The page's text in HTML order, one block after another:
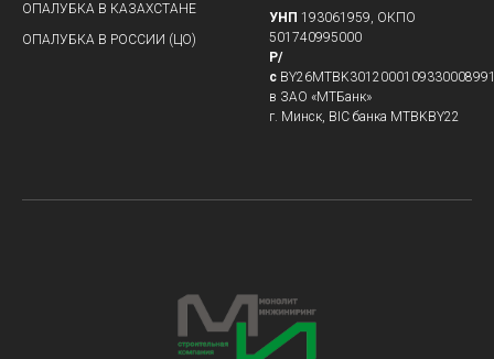
ОПАЛУБКА В КАЗАХСТАНЕ
ОПАЛУБКА В РОССИИ (ЦО)
УНП 193061959, ОКПО
501740995000
Р/
с
в ЗАО «МТБанк»
г. Минск, BIC банка MTBKBY22